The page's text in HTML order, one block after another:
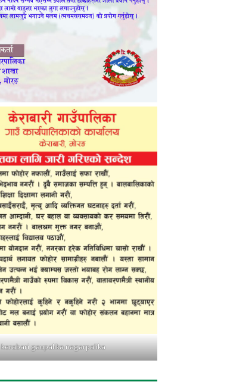
kerabari gaupalika nagarpalika